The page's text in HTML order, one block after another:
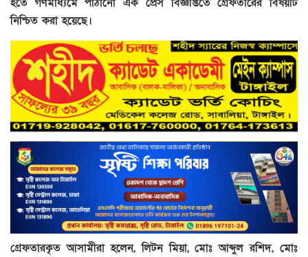
নিশ্চিত করা হয়েছে।
গ্রেফতারকৃত আসামীরা হলেন, লিটন মিয়া, মোঃ আব্দুল রশিদ, মোঃ